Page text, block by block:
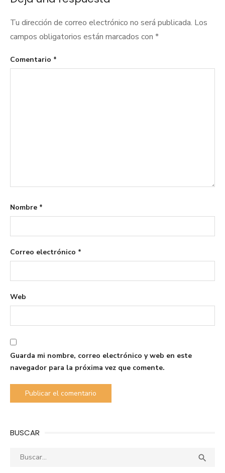
Tu dirección de correo electrónico no será publicada. Los
campos obligatorios están marcados con *
Comentario *
Nombre *
Correo electrónico *
Web
Guarda mi nombre, correo electrónico y web en este
navegador para la próxima vez que comente.
BUSCAR
Buscar: 